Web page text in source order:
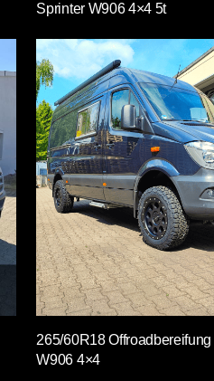
Sprinter W906 4×4 5t
265/60R18
W906 4×4